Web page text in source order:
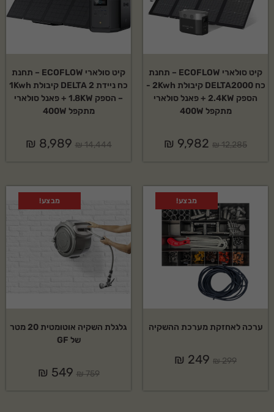
קיט סולארי ECOFLOW – תחנת
כח DELTA2000 קיבולת 2Kwh -
הספק 2.4KW + פאנל סולארי
מתקפל 400W
₪12,285
₪ 9,982
קיט סולארי ECOFLOW – תחנת
כח ניידת DELTA 2 קיבולת 1Kwh
– הספק 1.8KW + פאנל סולארי
מתקפל 400W
₪14,444
₪ 8,989
מבצע!
ערכה לאחזקת מערכת ההשקיה
₪299
₪ 249
מבצע!
גלגלת השקיה אוטומטית 20 מטר
של GF
₪759
₪ 549